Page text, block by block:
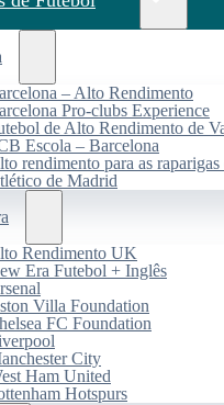
– Alto Rendimento
Pro-clubs Experience
de Alto Rendimento de
Escola – Barcelona
rendimento para as
de Madrid
Rendimento UK
Era Futebol + Inglês
Villa Foundation
FC Foundation
City
Ham United
Hotspurs